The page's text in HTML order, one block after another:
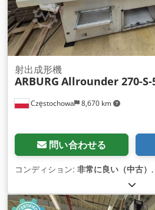
Częstochowa 8,670 km
射出成形機
ARBURG Allrounder 270-S-
問い合わせる
コンディション: 非常に良い（中古） ,